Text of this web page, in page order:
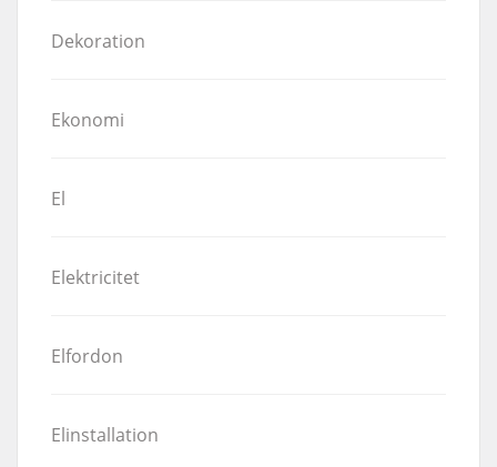
Dekoration
Ekonomi
El
Elektricitet
Elfordon
Elinstallation